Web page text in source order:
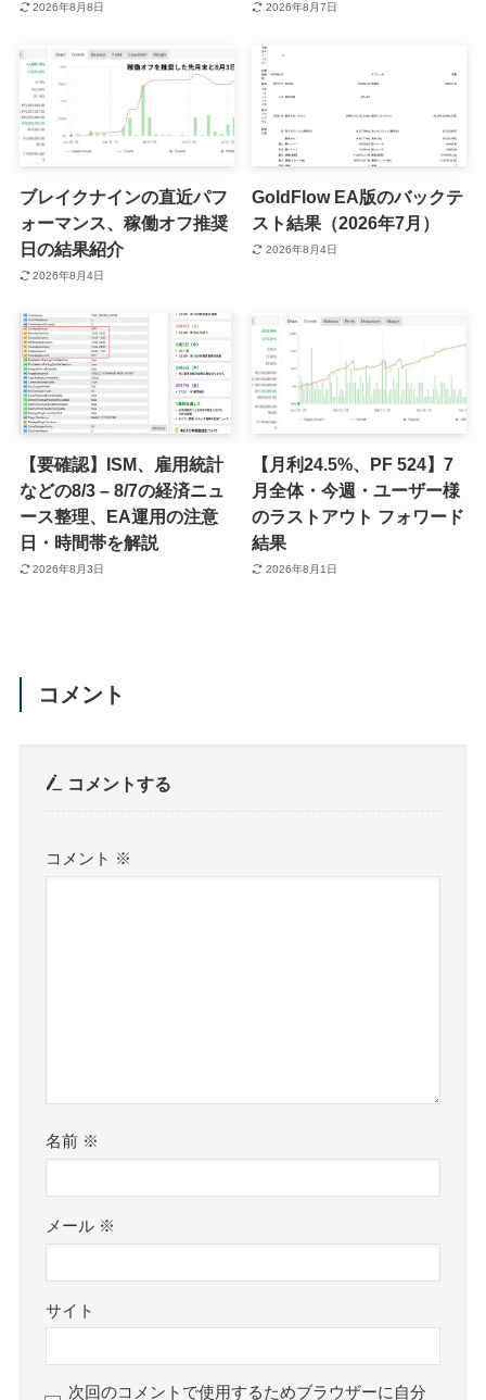
2026年8月8日 2026年8月7日
ブレイクナインの直近パフ
ォーマンス、稼働オフ推奨
日の結果紹介
2026年8月4日
GoldFlow EA版のバックテ
スト結果（2026年7月）
2026年8月4日
【要確認】ISM、雇用統計
などの8/3 – 8/7の経済ニュ
ース整理、EA運用の注意
日・時間帯を解説
2026年8月3日
【月利24.5%、PF 524】7
月全体・今週・ユーザー様
のラストアウト フォワード
結果
2026年8月1日
コメント
コメントする
コメント ※
名前 ※
メール ※
サイト
次回のコメントで使用するためブラウザーに自分